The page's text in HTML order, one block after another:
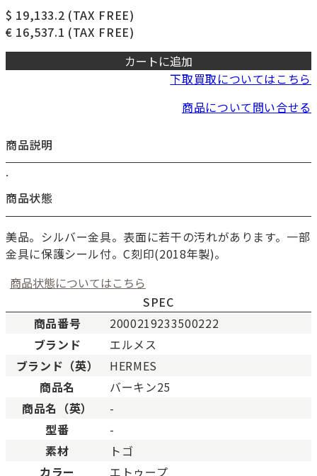
$ 19,133.2 (TAX FREE)
€ 16,537.1 (TAX FREE)
カートに追加
下取買取についてはこちら
商品について問い合せる
商品説明
.
商品状態
美品。シルバー金具。表面に若干の汚れがあります。一部
金具に保護シール付。C刻印(2018年製)。
商品状態についてはこちら
未使用
SAランク未使用同様品。数回使用し
Bランク
BCランク
SPEC
商品番号
2000219233500222
ブランド
エルメス
ブランド（英）
HERMES
商品名
バーキン25
商品名（英）
-
型番
-
素材
トゴ
カラー
エトゥープ